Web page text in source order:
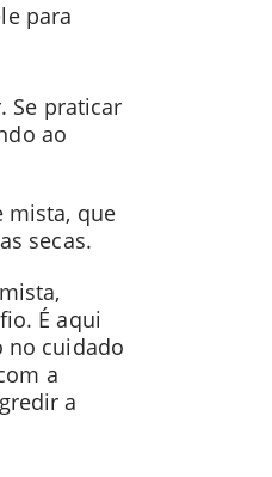
para
Se praticar
ao
mista, que
secas.
É aqui
no cuidado
a
a